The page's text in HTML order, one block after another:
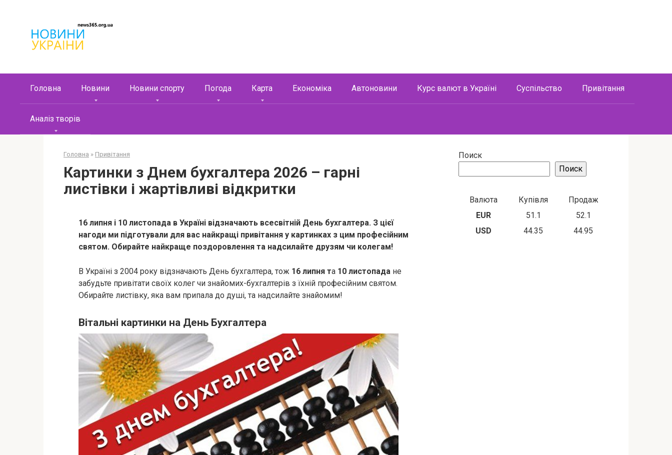
контенту
Головна Новини Новини спорту Погода Карта Економіка Автоновини Курс валют в Україні Суспільство Привітання
Аналіз творів
Головна » Привітання
Картинки з Днем бухгалтера 2026 – гарні
листівки і жартівливі відкритки
16 липня і 10 листопада в Україні відзначають всесвітній День бухгалтера. З цієї
нагоди ми підготували для вас найкращі привітання у картинках з цим професійним
святом. Обирайте найкраще поздоровлення та надсилайте друзям чи колегам!
В Україні з 2004 року відзначають День бухгалтера, тож 16 липня та 10 листопада не
забудьте привітати своїх колег чи знайомих-бухгалтерів з їхній професійним святом.
Обирайте листівку, яка вам припала до душі, та надсилайте знайомим!
Вітальні картинки на День Бухгалтера
Поиск
Поиск
Валюта Купівля
Продаж
EUR
51.1
52.1
USD
44.35 44.95